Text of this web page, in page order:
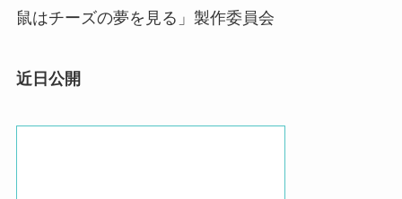
鼠はチーズの夢を見る」製作委員会
近日公開